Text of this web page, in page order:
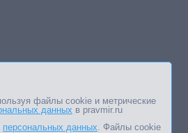
файлы cookie и метрические
данных в pravmir.ru
персональных данных. Файлы cookie